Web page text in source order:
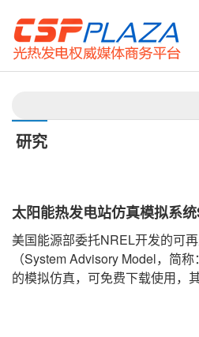
研究
太阳能热发电站仿真模拟系
美国能源部委托NREL开发的可
（System Advisory Model，简
的模拟仿真，可免费下载使用，